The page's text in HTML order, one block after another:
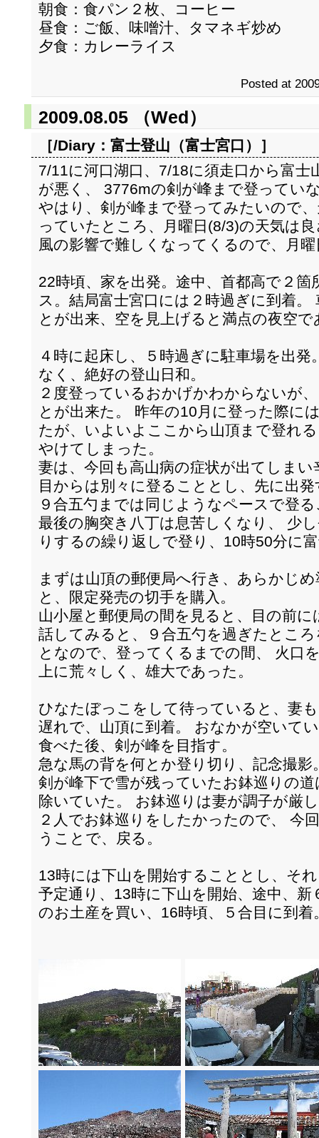
朝食：食パン２枚、コーヒー
昼食：ご飯、味噌汁、タマネギ炒め
夕食：カレーライス
Posted at
2009.08.05 （Wed）
［/Diary： 富士登山（富士宮口）
］
7/11に河口湖口、7/18に須走口から富士
が悪く、 3776mの剣が峰まで登ってい
やはり、剣が峰まで登ってみたいので
っていたところ、月曜日(8/3)の天気は
風の影響で難しくなってくるので、月
22時頃、家を出発。途中、首都高で２
ス。結局富士宮口には２時過ぎに到着
とが出来、空を見上げると満点の夜空で
４時に起床し、５時過ぎに駐車場を出
なく、絶好の登山日和。
２度登っているおかげかわからないが
とが出来た。 昨年の10月に登った際に
たが、いよいよここから山頂まで登れ
やけてしまった。
妻は、今回も高山病の症状が出てしま
目からは別々に登ることとし、先に出発
９合五勺までは同じようなペースで登
最後の胸突き八丁は息苦しくなり、 少
りするの繰り返しで登り、10時50分に
まずは山頂の郵便局へ行き、あらかじ
と、限定発売の切手を購入。
山小屋と郵便局の間を見ると、目の前
話してみると、９合五勺を過ぎたとこ
となので、登ってくるまでの間、 火口
上に荒々しく、雄大であった。
ひなたぼっこをして待っていると、妻
遅れで、山頂に到着。 おなかが空いて
食べた後、剣が峰を目指す。
急な馬の背を何とか登り切り、記念撮影
剣が峰下で雪が残っていたお鉢巡りの
除いていた。 お鉢巡りは妻が調子が厳
２人でお鉢巡りをしたかったので、 今
うことで、戻る。
13時には下山を開始することとし、そ
予定通り、13時に下山を開始、途中、
のお土産を買い、16時頃、５合目に到着